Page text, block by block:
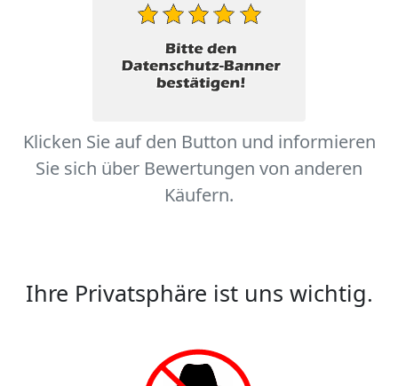
Klicken Sie auf den Button und informieren
Sie sich über Bewertungen von anderen
Käufern.
Ihre Privatsphäre ist uns wichtig.